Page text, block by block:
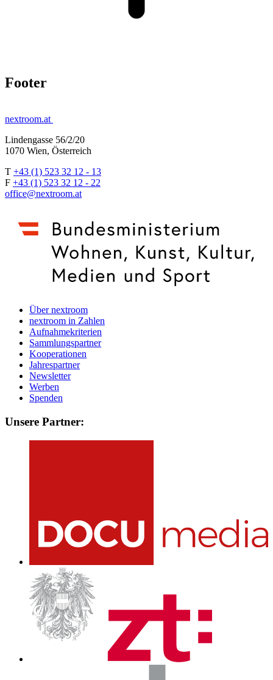
Footer
nextroom.at
Lindengasse 56/2/20
1070 Wien, Österreich
T +43 (1) 523 32 12 - 13
F +43 (1) 523 32 12 - 22
office@nextroom.at
Über nextroom
nextroom in Zahlen
Aufnahmekriterien
Sammlungspartner
Kooperationen
Jahrespartner
Newsletter
Werben
Spenden
Unsere Partner: